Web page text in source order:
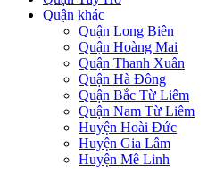
Quận khác
Quận Long Biên
Quận Hoàng Mai
Quận Thanh Xuân
Quận Hà Đông
Quận Bắc Từ Liêm
Quận Nam Từ Liêm
Huyện Hoài Đức
Huyện Gia Lâm
Huyện Mê Linh